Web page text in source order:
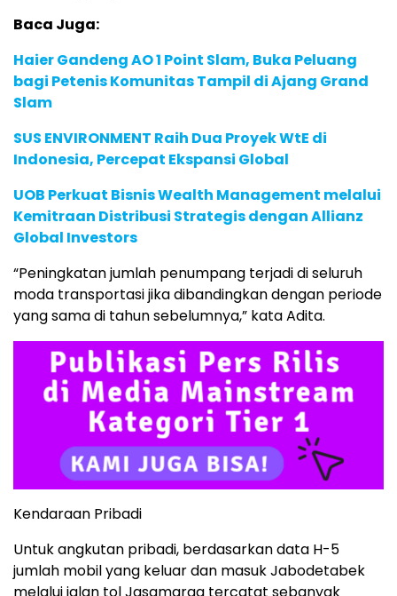
Baca Juga:
Haier Gandeng AO 1 Point Slam, Buka Peluang
bagi Petenis Komunitas Tampil di Ajang Grand
Slam
SUS ENVIRONMENT Raih Dua Proyek WtE di
Indonesia, Percepat Ekspansi Global
UOB Perkuat Bisnis Wealth Management melalui
Kemitraan Distribusi Strategis dengan Allianz
Global Investors
“Peningkatan jumlah penumpang terjadi di seluruh
moda transportasi jika dibandingkan dengan periode
yang sama di tahun sebelumnya,” kata Adita.
Kendaraan Pribadi
Untuk angkutan pribadi, berdasarkan data H-5
jumlah mobil yang keluar dan masuk Jabodetabek